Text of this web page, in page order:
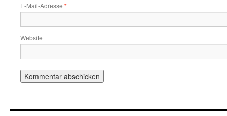
E-Mail-Adresse *
Website